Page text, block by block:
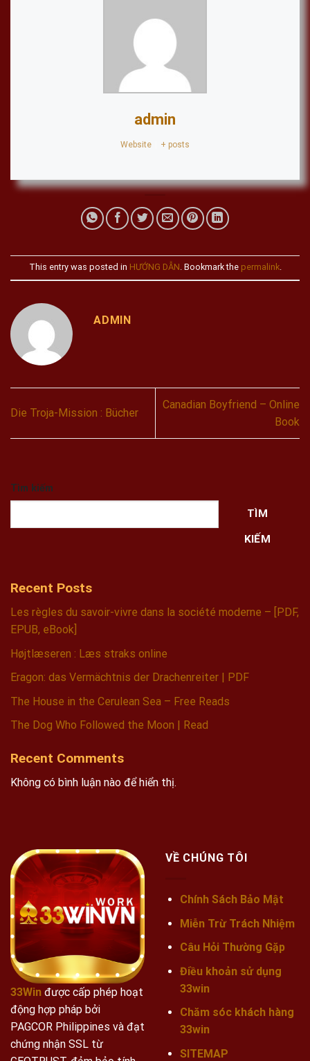
admin
Website + posts
This entry was posted in HƯỚNG DẪN. Bookmark the permalink.
ADMIN
Die Troja-Mission : Bücher
Canadian Boyfriend – Online
Book
Tìm kiếm
TÌM
KIẾM
Recent Posts
Les règles du savoir-vivre dans la société moderne – [PDF,
EPUB, eBook]
Højtlæseren : Læs straks online
Eragon: das Vermächtnis der Drachenreiter | PDF
The House in the Cerulean Sea – Free Reads
The Dog Who Followed the Moon | Read
Recent Comments
Không có bình luận nào để hiển thị.
33Win được cấp phép hoạt
động hợp pháp bởi
PAGCOR Philippines và đạt
chứng nhận SSL từ
VỀ CHÚNG TÔI
Chính Sách Bảo Mật
Miễn Trừ Trách Nhiệm
Câu Hỏi Thường Gặp
Điều khoản sử dụng
33win
Chăm sóc khách hàng
33win
SITEMAP